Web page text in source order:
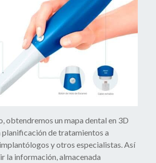
obtendremos un mapa dental en 3D
de tratamientos a
y otros especialistas. Así
la información, almacenada